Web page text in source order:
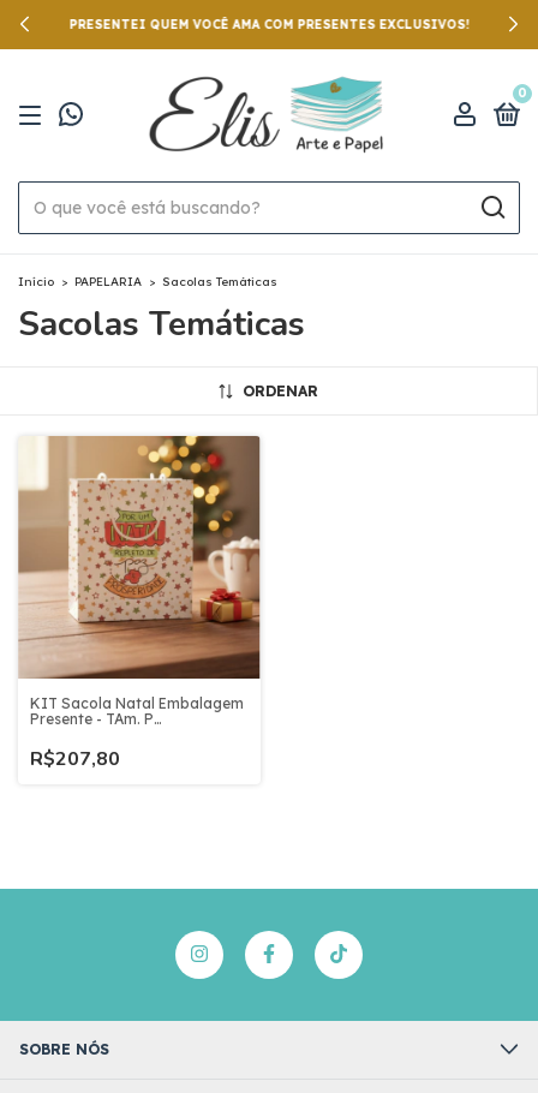
PRESENTEI QUEM VOCÊ AMA COM PRESENTES EXCLUSIVOS!
0
Início > PAPELARIA > Sacolas Temáticas
Sacolas Temáticas
ORDENAR
KIT Sacola Natal Embalagem
Presente - TAm. P
Reforçado Comércio
Lembrança Empresa
R$207,80
SOBRE NÓS